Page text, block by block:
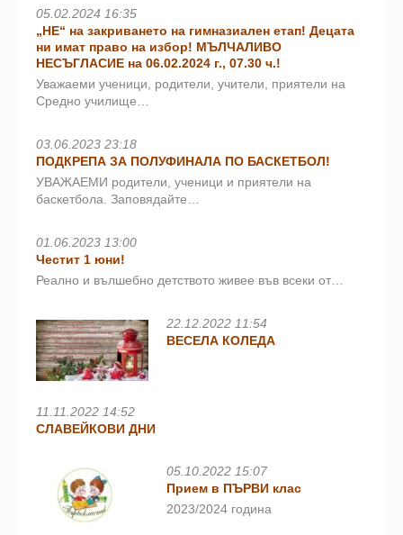
05.02.2024 16:35
„НЕ“ на закриването на гимназиален етап! Децата
ни имат право на избор! МЪЛЧАЛИВО
НЕСЪГЛАСИЕ на 06.02.2024 г., 07.30 ч.!
Уважаеми ученици, родители, учители, приятели на
Средно училище…
03.06.2023 23:18
ПОДКРЕПА ЗА ПОЛУФИНАЛА ПО БАСКЕТБОЛ!
УВАЖАЕМИ родители, ученици и приятели на
баскетбола. Заповядайте…
01.06.2023 13:00
Честит 1 юни!
Реално и вълшебно детството живее във всеки от…
22.12.2022 11:54
ВЕСЕЛА КОЛЕДА
11.11.2022 14:52
СЛАВЕЙКОВИ ДНИ
05.10.2022 15:07
Прием в ПЪРВИ клас
2023/2024 година